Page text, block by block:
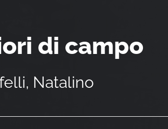
di campo
Natalino